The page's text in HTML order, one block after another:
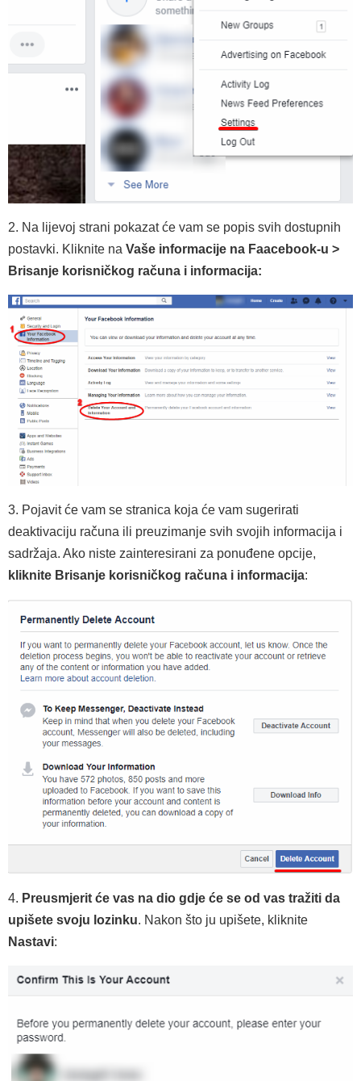
2. Na lijevoj strani pokazat će vam se popis svih dostupnih
postavki. Kliknite na Vaše informacije na Faacebook-u >
Brisanje korisničkog računa i informacija:
3. Pojavit će vam se stranica koja će vam sugerirati
deaktivaciju računa ili preuzimanje svih svojih informacija i
sadržaja. Ako niste zainteresirani za ponuđene opcije,
kliknite Brisanje korisničkog računa i informacija:
4. Preusmjerit će vas na dio gdje će se od vas tražiti da
upišete svoju lozinku. Nakon što ju upišete, kliknite
Nastavi: